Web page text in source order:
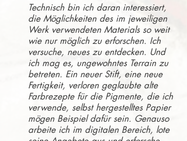
Technisch bin ich daran interessiert,
die Möglichkeiten des im jeweiligen
Werk verwendeten Materials so weit
wie nur möglich zu erforschen. Ich
versuche, neues zu entdecken. Und
ich mag es, ungewohntes Terrain zu
betreten. Ein neuer Stift, eine neue
Fertigkeit, verloren geglaubte alte
Farbrezepte für die Pigmente, die ich
verwende, selbst hergestelltes Papier
mögen Beispiel dafür sein. Genauso
arbeite ich im digitalen Bereich, lote